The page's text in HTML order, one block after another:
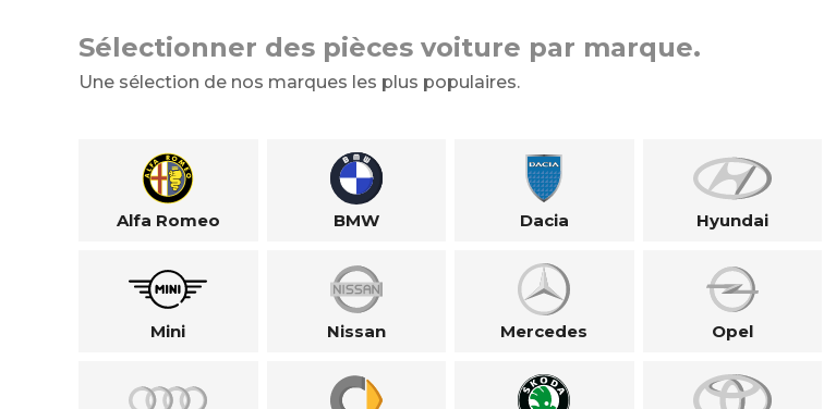
Sélectionner des pièces voiture par marque.
Une sélection de nos marques les plus populaires.
Alfa Romeo BMW Dacia Hyundai
Mini Nissan Mercedes Opel